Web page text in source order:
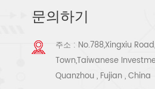
문의하기
주소 : No.788,Xingxiu
Town,Taiwanese
Quanzhou , Fujian , China